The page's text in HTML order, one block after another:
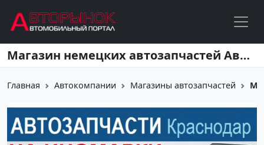
Перейти к основному содержанию Магазин немецких автозапчастей Авангард-Юг
Главная Автокомпании Магазины автозапчастей